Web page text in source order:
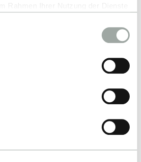
und personenbezogene
Sie unserer